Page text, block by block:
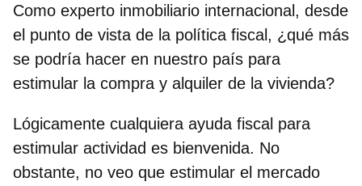
Como experto inmobiliario internacional, desde
el punto de vista de la política fiscal, ¿qué más
se podría hacer en nuestro país para
estimular la compra y alquiler de la vivienda?
Lógicamente cualquiera ayuda fiscal para
estimular actividad es bienvenida. No
obstante, no veo que estimular el mercado